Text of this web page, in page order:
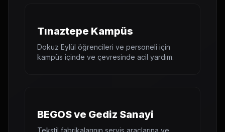
Tınaztepe Kampüs
Dokuz Eylül öğrencileri ve personeli için
kampüs içinde ve çevresinde acil yardım.
BEGOS ve Gediz Sanayi
Tekstil fabrikalarının servis araçlarına ve